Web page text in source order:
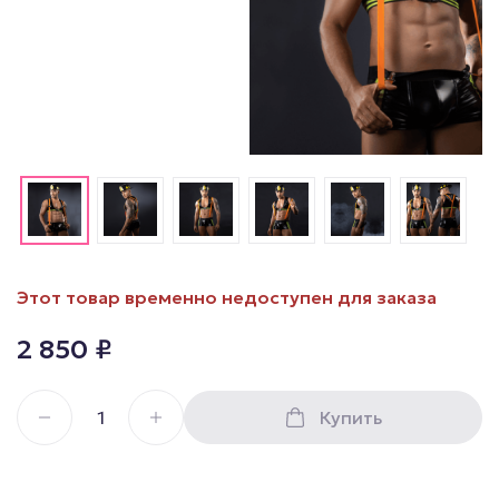
Этот товар временно недоступен для заказа
2 850 ₽
Купить